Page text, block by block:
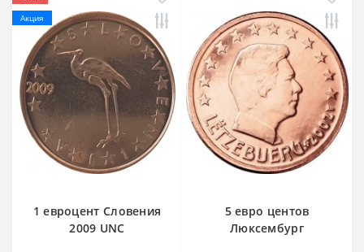
Акция
1 евроцент Словения
2009 UNC
5 евро центов
Люксембург